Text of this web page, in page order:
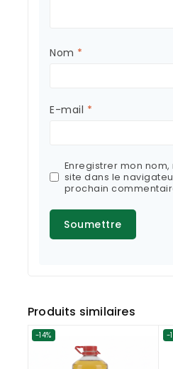
Nom *
E-mail *
Enregistrer mon
site dans le
prochain
Produits similaires
-14% -